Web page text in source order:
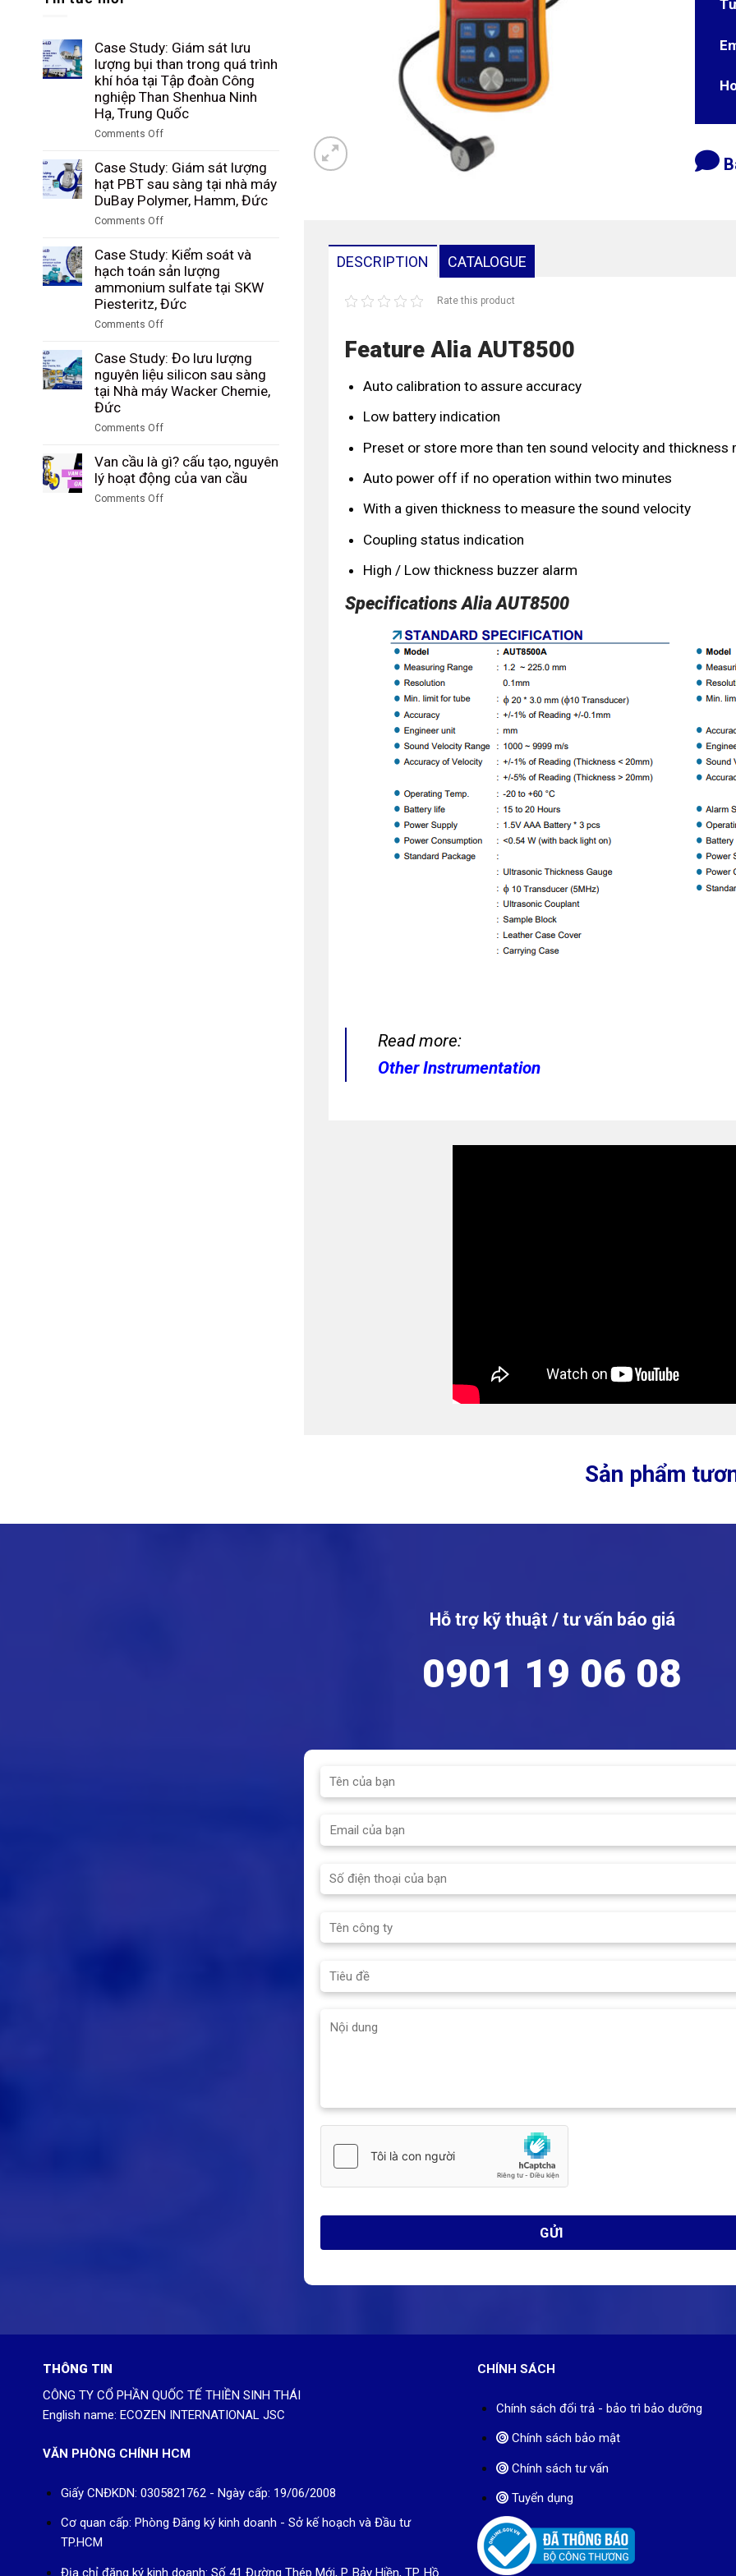
Case Study: Giám sát lưu
lượng bụi than trong quá trình
khí hóa tại Tập đoàn Công
nghiệp Than Shenhua Ninh
Hạ, Trung Quốc
Comments Off
Case
Study:
Giám
lưu
bụi
than
trong
quá
trình
hóa
Tập
đoàn
Công
nghiệp
Shenhua
Ninh
Hạ,
Case Study: Giám sát lượng
hạt PBT sau sàng tại nhà máy
DuBay Polymer, Hamm, Đức
Comments Off
Case
Study:
Giám
sát
hạt
sau
sàng
tại
nhà
máy
Polymer,
Hamm,
Đức
Case Study: Kiểm soát và
hạch toán sản lượng
ammonium sulfate tại SKW
Piesteritz, Đức
Comments Off
Case
Study:
Kiểm
soát
hạch
sản
lượng
ammonium
Case Study: Đo lưu lượng
nguyên liệu silicon sau sàng
tại Nhà máy Wacker Chemie,
Đức
Comments Off
Case
Study:
lưu
Van cầu là gì? cấu tạo, nguyên
lý hoạt động của van cầu
Comments Off
DESCRIPTION CATALOGUE
Rate this product
Feature Alia AUT8500
Auto calibration to assure accuracy
Low battery indication
Preset or store more than ten sound velocity and thickness
Auto power off if no operation within two minutes
With a given thickness to measure the sound velocity
Coupling status indication
High / Low thickness buzzer alarm
Specifications Alia AUT8500
Read more:
Other Instrumentation
Sản phẩm
Hỗ trợ kỹ thuật / tư vấn báo giá
0901 19 06 08
THÔNG TIN
CÔNG TY CỔ PHẦN QUỐC TẾ THIỀN SINH THÁI
English name: ECOZEN INTERNATIONAL JSC
VĂN PHÒNG CHÍNH HCM
Giấy CNĐKDN: 0305821762 - Ngày cấp: 19/06/2008
Cơ quan cấp: Phòng Đăng ký kinh doanh - Sở kế hoạch và Đầu tư
TP.HCM
Địa chỉ đăng ký kinh doanh: Số 41 Đường Thép Mới, P. Bảy Hiền, TP. Hồ
CHÍNH SÁCH
Chính sách đổi trả - bảo trì bảo dưỡng
Chính sách bảo mật
Chính sách tư vấn
Tuyển dụng